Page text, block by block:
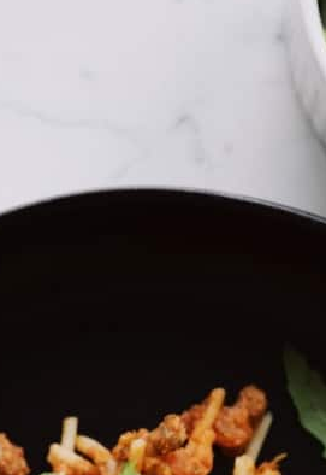
שעת